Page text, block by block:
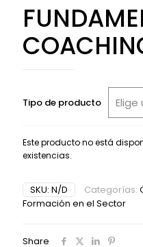
Tipo de producto
Este producto no está
existencias.
SKU: N/D Categorías:
Formación en el Sector
Share